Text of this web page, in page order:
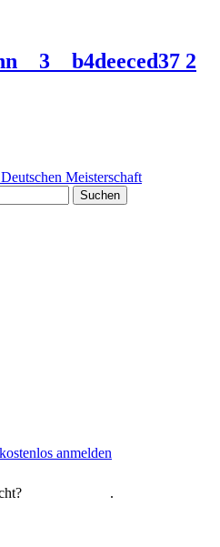
2
Meisterschaft
.